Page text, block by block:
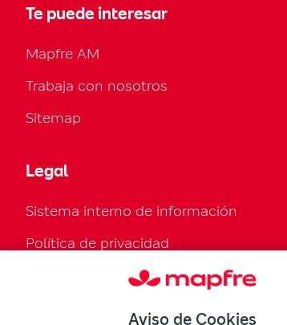
Te puede interesar
Mapfre AM
Trabaja con nosotros
Sitemap
Legal
Sistema interno de información
Política de privacidad
Política de cookies
Aviso de Cookies